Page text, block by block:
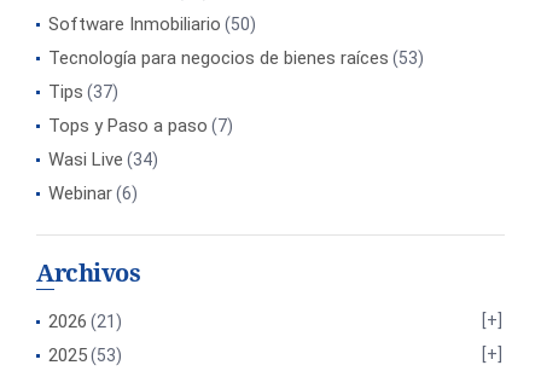
Software Inmobiliario (50)
Tecnología para negocios de bienes raíces (53)
Tips (37)
Tops y Paso a paso (7)
Wasi Live (34)
Webinar(6)
Archivos
2026 (21)
2025(53)